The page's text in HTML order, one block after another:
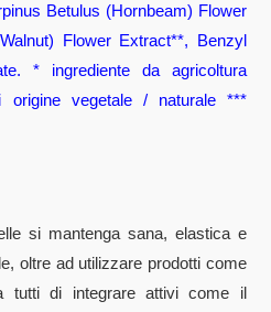
Betulus (Hornbeam) Flower
Flower Extract**, Benzyl
* ingrediente da agricoltura
origine vegetale / naturale ***
si mantenga sana, elastica e
oltre ad utilizzare prodotti come
tutti di integrare attivi come il